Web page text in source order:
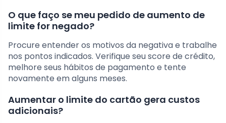
O que faço se meu pedido de aumento de
limite for negado?
Procure entender os motivos da negativa e trabalhe
nos pontos indicados. Verifique seu score de crédito,
melhore seus hábitos de pagamento e tente
novamente em alguns meses.
Aumentar o limite do cartão gera custos
adicionais?